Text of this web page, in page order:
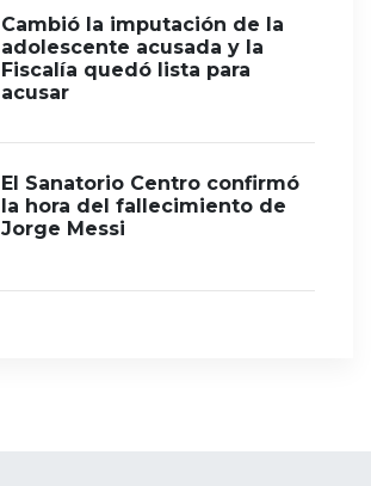
Cambió la imputación de la
adolescente acusada y la
Fiscalía quedó lista para
acusar
El Sanatorio Centro confirmó
la hora del fallecimiento de
Jorge Messi